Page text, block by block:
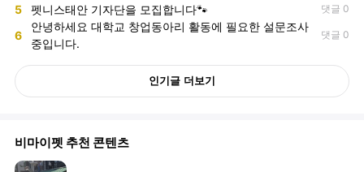
5 펫니스태안 기자단을 모집합니다🐾 댓글 0
6
안녕하세요 대학교 창업동아리 활동에 필요한 설문조사
중입니다.
댓글 0
인기글 더보기
비마이펫 추천 콘텐츠